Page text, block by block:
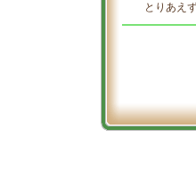
とりあえ